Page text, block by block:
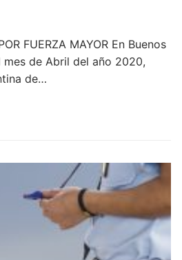
FUERZA MAYOR En Buenos
mes de Abril del año 2020,
de…